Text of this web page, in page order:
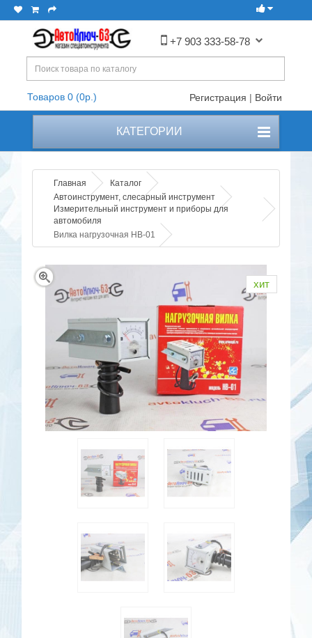
+7 903 333-58-78
Товаров 0 (0р.) Регистрация | Войти
КАТЕГОРИИ
Главная
Каталог
Автоинструмент, слесарный инструмент
Измерительный инструмент и приборы для
автомобиля
Вилка нагрузочная НВ-01
хит